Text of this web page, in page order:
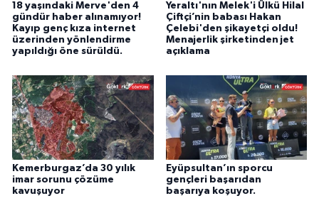
18 yaşındaki Merve'den 4
gündür haber alınamıyor!
Kayıp genç kıza internet
üzerinden yönlendirme
yapıldığı öne sürüldü.
Yeraltı'nın Melek'i Ülkü Hilal
Çiftçi’nin babası Hakan
Çelebi'den şikayetçi oldu!
Menajerlik şirketinden jet
açıklama
Kemerburgaz’da 30 yılık
imar sorunu çözüme
kavuşuyor
Eyüpsultan’ın sporcu
gençleri başarıdan
başarıya koşuyor.